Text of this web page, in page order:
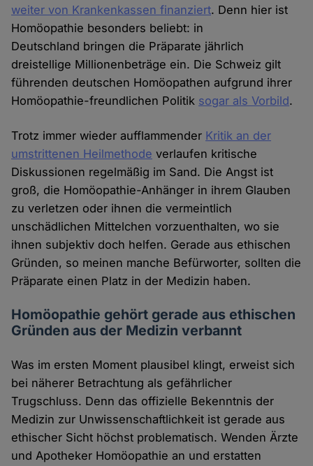
weiter von Krankenkassen finanziert. Denn hier ist
Homöopathie besonders beliebt: in
Deutschland bringen die Präparate jährlich
dreistellige Millionenbeträge ein. Die Schweiz gilt
führenden deutschen Homöopathen aufgrund ihrer
Homöopathie-freundlichen Politik sogar als Vorbild.
Trotz immer wieder aufflammender Kritik an der
umstrittenen Heilmethode verlaufen kritische
Diskussionen regelmäßig im Sand. Die Angst ist
groß, die Homöopathie-Anhänger in ihrem Glauben
zu verletzen oder ihnen die vermeintlich
unschädlichen Mittelchen vorzuenthalten, wo sie
ihnen subjektiv doch helfen. Gerade aus ethischen
Gründen, so meinen manche Befürworter, sollten die
Präparate einen Platz in der Medizin haben.
Homöopathie gehört gerade aus ethischen
Gründen aus der Medizin verbannt
Was im ersten Moment plausibel klingt, erweist sich
bei näherer Betrachtung als gefährlicher
Trugschluss. Denn das offizielle Bekenntnis der
Medizin zur Unwissenschaftlichkeit ist gerade aus
ethischer Sicht höchst problematisch. Wenden Ärzte
und Apotheker Homöopathie an und erstatten